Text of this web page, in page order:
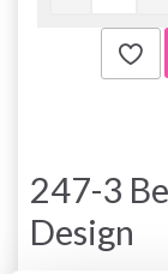
247-3
Design